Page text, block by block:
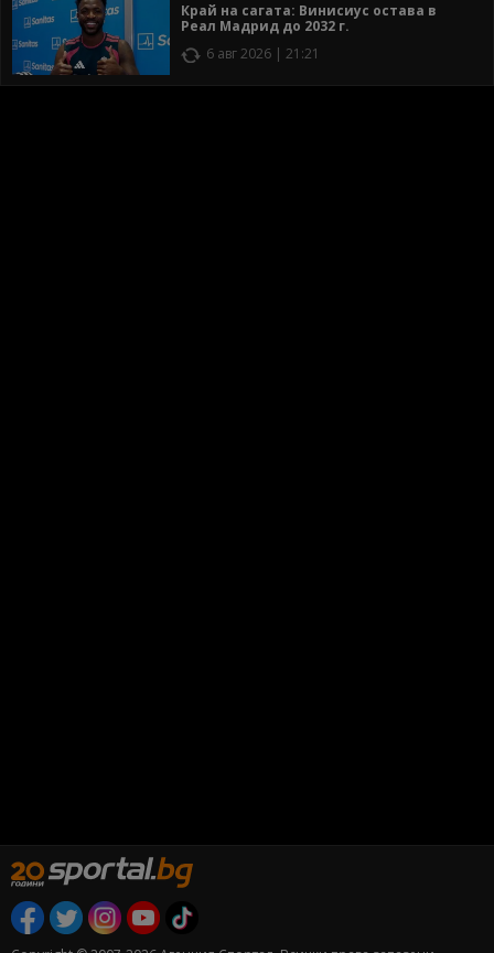
Край на сагата: Винисиус остава в
Реал Мадрид до 2032 г.
6 авг 2026 | 21:21